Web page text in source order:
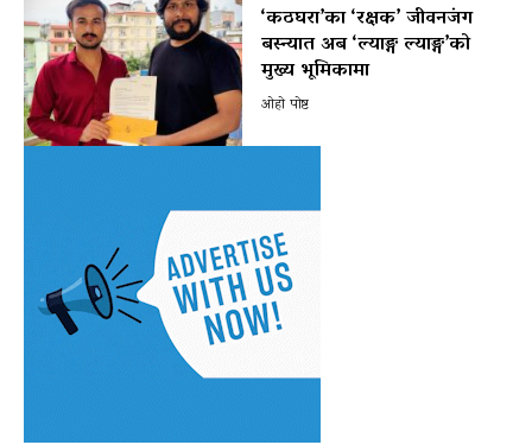
‘कठघरा’का ‘रक्षक’ जीवनजंग
बस्न्यात अब ‘ल्याङ्ग ल्याङ्ग’को
मुख्य भूमिकामा
ओहो पोष्ट